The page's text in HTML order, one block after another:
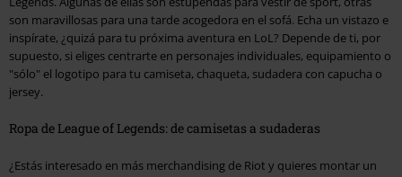
son maravillosas para una tarde acogedora en el sofá. Echa un vistazo e
inspírate, ¿quizá para tu próxima aventura en LoL? Depende de ti, por
supuesto, si eliges centrarte en personajes individuales, equipamiento o
"sólo" el logotipo para tu camiseta, chaqueta, sudadera con capucha o
jersey.
Ropa de League of Legends: de camisetas a sudaderas
¿Estás interesado en más merchandising de Riot y quieres montar un